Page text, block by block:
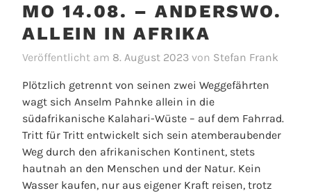
MO 14.08. – ANDERSWO.
ALLEIN IN AFRIKA
Veröffentlicht am 8. August 2023 von Stefan Frank
Plötzlich getrennt von seinen zwei Weggefährten
wagt sich Anselm Pahnke allein in die
südafrikanische Kalahari-Wüste – auf dem Fahrrad.
Tritt für Tritt entwickelt sich sein atemberaubender
Weg durch den afrikanischen Kontinent, stets
hautnah an den Menschen und der Natur. Kein
Wasser kaufen, nur aus eigener Kraft reisen, trotz